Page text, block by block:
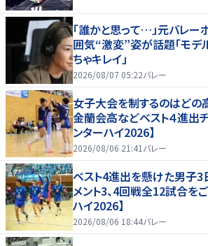
「誰かと思って…」元バレ
囲気“激変”姿が話題「モデ
ちゃキレイ」
2026/08/07 05:22バレー
女子大会を制するのはど
金蘭会高などベスト４進出
ンターハイ2026】
2026/08/06 21:41 バレー
ベスト4進出を懸けた男子3
メント3、4回戦全12試合を
ハイ2026】
2026/08/06 18:44バレー